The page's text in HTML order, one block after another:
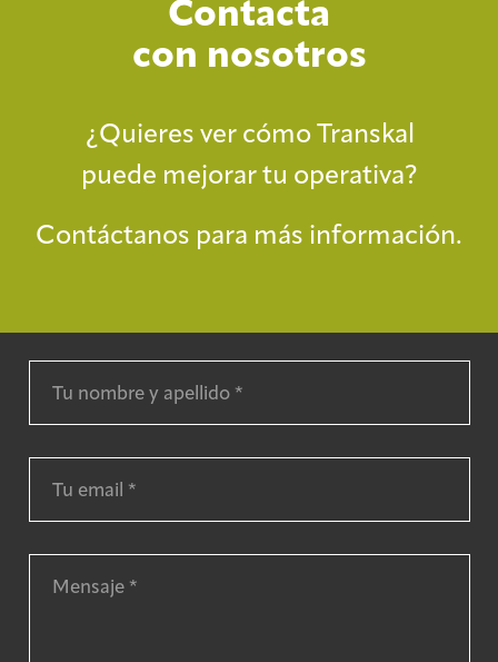
Contacta
con nosotros
¿Quieres ver cómo Transkal
puede mejorar tu operativa?
Contáctanos para más información.